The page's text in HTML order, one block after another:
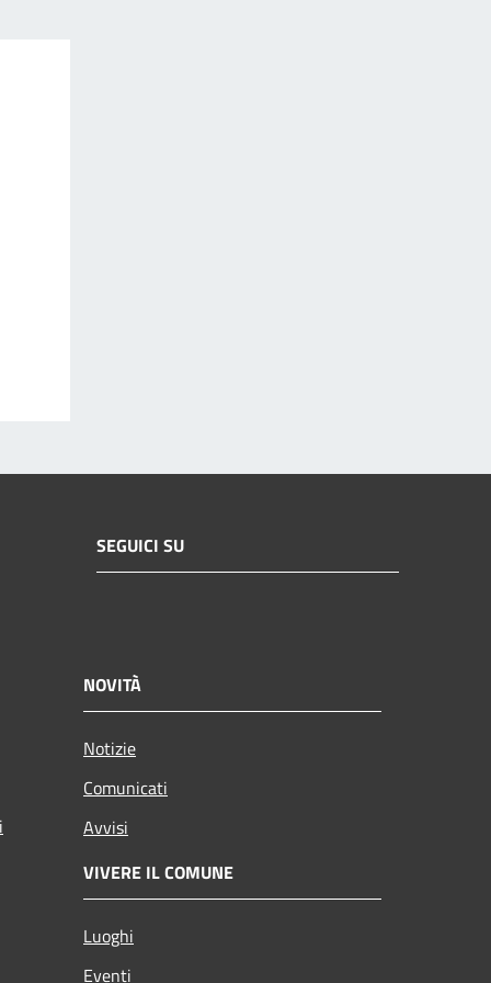
SEGUICI SU
NOVITÀ
Notizie
Comunicati
Avvisi
VIVERE IL COMUNE
Luoghi
Eventi